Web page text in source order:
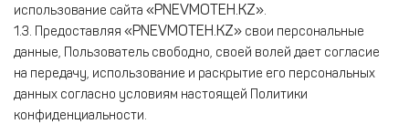
использование сайта «PNEVMOTEH.KZ».
1.3. Предоставляя «PNEVMOTEH.KZ» свои персональные
данные, Пользователь свободно, своей волей дает согласие
на передачу, использование и раскрытие его персональных
данных согласно условиям настоящей Политики
конфиденциальности.